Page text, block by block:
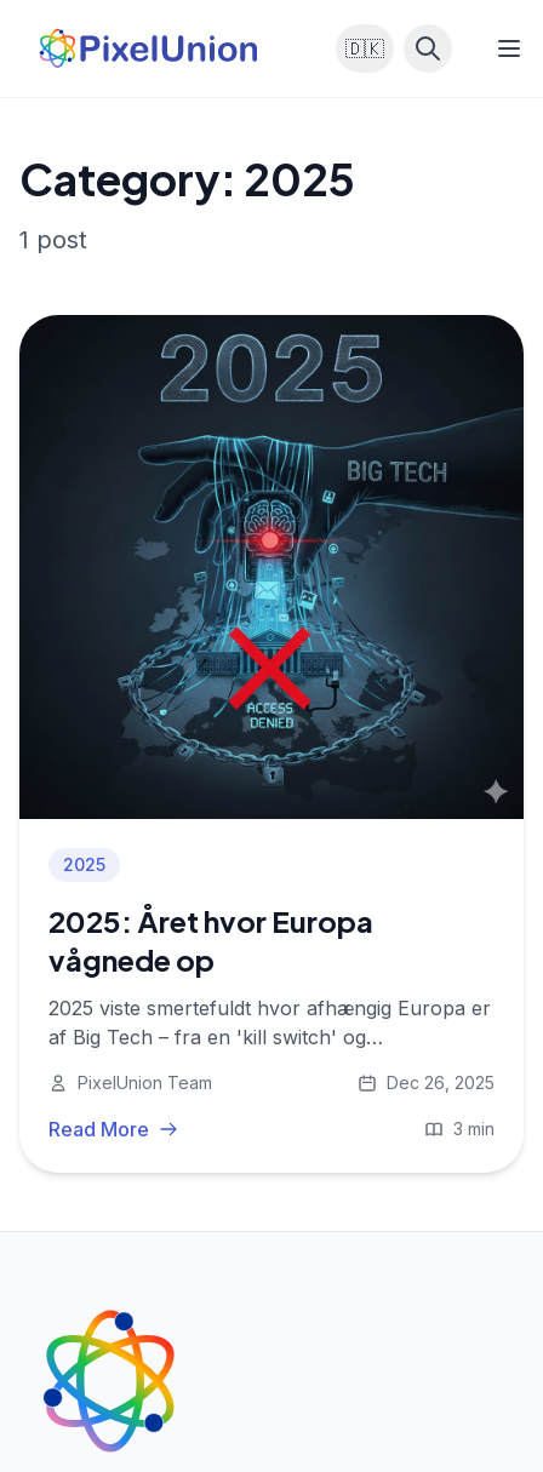
🇩🇰
Category: 2025
1 post
2025
2025: Året hvor Europa
vågnede op
2025 viste smertefuldt hvor afhængig Europa er
af Big Tech – fra en 'kill switch' og
tilbage under europæisk beskyttelse.
PixelUnion Team Dec 26, 2025
Read More 3 min